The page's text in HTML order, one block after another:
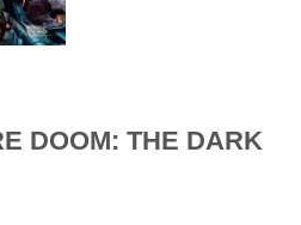
DOOM: THE DARK